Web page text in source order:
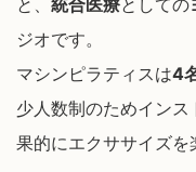
と、 統合医療としての
ジオです。
マシンピラティスは4
少人数制のためイン
果的にエクササイズを